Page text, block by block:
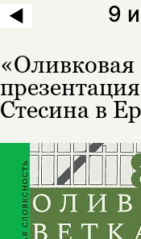
9
«Оливковая
Стесина в